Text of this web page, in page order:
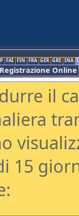
FAI FIN FRA GER GRE INA
Registrazione Online
il
15